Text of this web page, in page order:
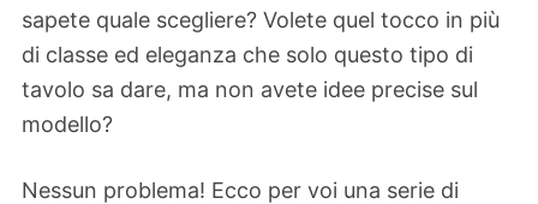
sapete quale scegliere? Volete quel tocco in più
di classe ed eleganza che solo questo tipo di
tavolo sa dare, ma non avete idee precise sul
modello?
Nessun problema! Ecco per voi una serie di